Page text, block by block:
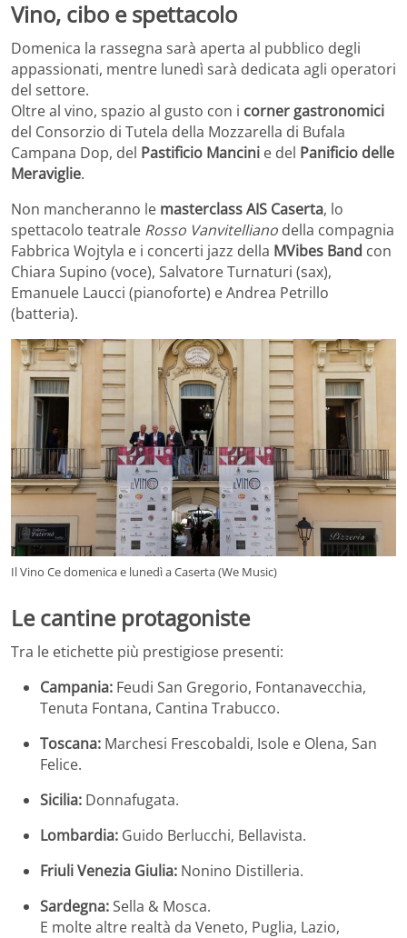
Vino, cibo e spettacolo
Domenica la rassegna sarà aperta al pubblico degli
appassionati, mentre lunedì sarà dedicata agli operatori
del settore.
Oltre al vino, spazio al gusto con i corner gastronomici
del Consorzio di Tutela della Mozzarella di Bufala
Campana Dop, del Pastificio Mancini e del Panificio delle
Meraviglie.
Non mancheranno le masterclass AIS Caserta, lo
spettacolo teatrale Rosso Vanvitelliano della compagnia
Fabbrica Wojtyla e i concerti jazz della MVibes Band con
Chiara Supino (voce), Salvatore Turnaturi (sax),
Emanuele Laucci (pianoforte) e Andrea Petrillo
(batteria).
Il Vino Ce domenica e lunedì a Caserta (We Music)
Le cantine protagoniste
Tra le etichette più prestigiose presenti:
Campania: Feudi San Gregorio, Fontanavecchia,
Tenuta Fontana, Cantina Trabucco.
Toscana: Marchesi Frescobaldi, Isole e Olena, San
Felice.
Sicilia: Donnafugata.
Lombardia: Guido Berlucchi, Bellavista.
Friuli Venezia Giulia: Nonino Distilleria.
Sardegna:Sella & Mosca.
E molte altre realtà da Veneto, Puglia, Lazio,